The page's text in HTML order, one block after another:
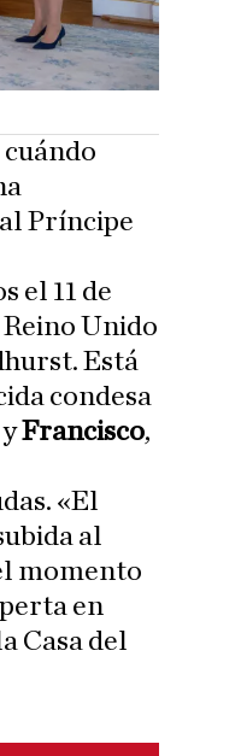
Príncipe
el 11 de
Unido
Está
condesa
Francisco,
«El
al
momento
en
Casa del